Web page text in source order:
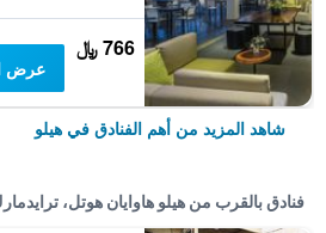
766 ﷼
عرض
شاهد المزيد من أهم الفنادق في هيلو
فنادق بالقرب من هيلو هاوايان هوتل،